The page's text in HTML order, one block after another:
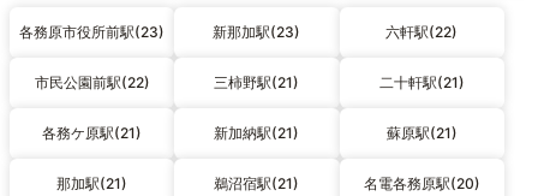
各務原市役所前駅(23) 新那加駅(23) 六軒駅(22)
市民公園前駅(22) 三柿野駅(21) 二十軒駅(21)
各務ケ原駅(21) 新加納駅(21) 蘇原駅(21)
那加駅(21) 鵜沼宿駅(21) 名電各務原駅(20)